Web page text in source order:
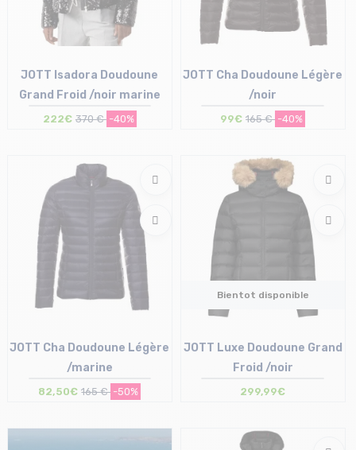
M
JOTT Isadora Doudoune
Grand Froid /noir marine
222€ 370 € -40%
XS
JOTT Cha Doudoune Légère
/noir
99€ 165 € -40%
JOTT Cha Doudoune Légère
/marine
82,50€ 165 € -50%
Bientot disponible
JOTT Luxe Doudoune Grand
Froid /noir
299,99€